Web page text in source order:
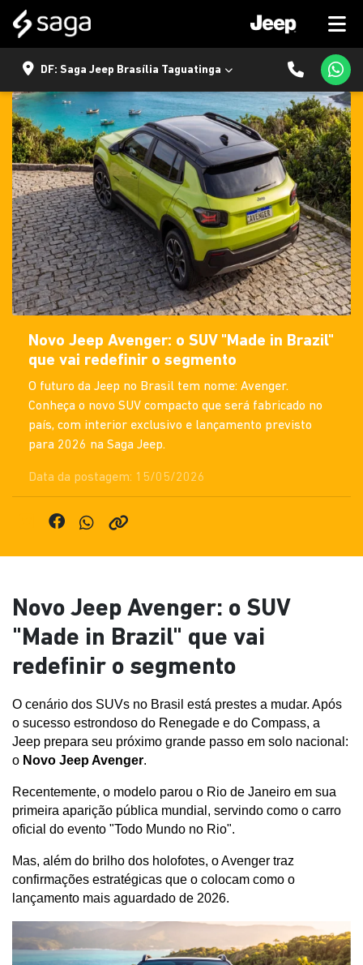
DF: Saga Jeep Brasília Taguatinga
Novo Jeep Avenger: o SUV "Made in Brazil"
que vai redefinir o segmento
O futuro da Jeep no Brasil tem nome: Avenger.
Conheça o novo SUV compacto que será fabricado no
país, com interior exclusivo e lançamento previsto
para 2026 na Saga Jeep.
Data da postagem: 15/05/2026
Novo Jeep Avenger: o SUV
"Made in Brazil" que vai
redefinir o segmento
O cenário dos SUVs no Brasil está prestes a mudar. Após
o sucesso estrondoso do Renegade e do Compass, a
Jeep prepara seu próximo grande passo em solo nacional:
o Novo Jeep Avenger.
Recentemente, o modelo parou o Rio de Janeiro em sua
primeira aparição pública mundial, servindo como o carro
oficial do evento "Todo Mundo no Rio".
Mas, além do brilho dos holofotes, o Avenger traz
confirmações estratégicas que o colocam como o
lançamento mais aguardado de 2026.